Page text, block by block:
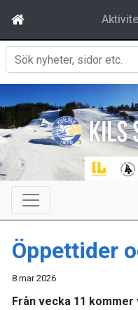
Öppettider
8 mar 2026
Från vecka 11